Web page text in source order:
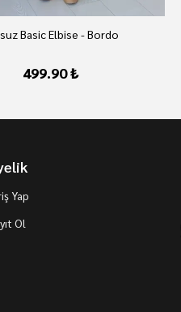
Basic Elbise - Bordo
499.90 ₺
Yap
Ol